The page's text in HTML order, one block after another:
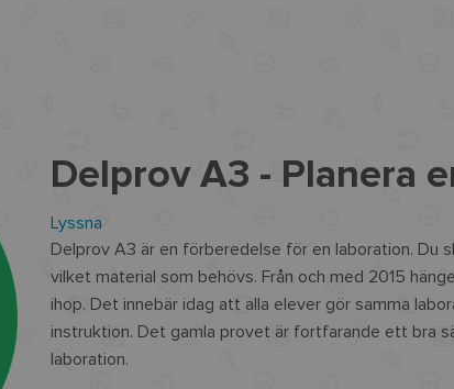
Delprov A3 - Planera
Lyssna
Delprov A3 är en förberedelse för en laboration. Du
vilket material som behövs. Från och med 2015
ihop. Det innebär idag att alla elever gör samma
instruktion. Det gamla provet är fortfarande ett bra
laboration.